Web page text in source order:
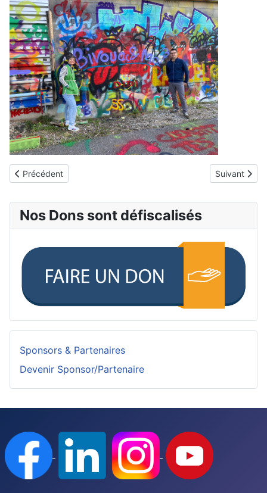
Article précédent : Le camion rêvé de BivouacEtMoi avec les 3
Précédent Article
Suivant
Nos Dons sont défiscalisés
Sponsors & Partenaires
Devenir Sponsor/Partenaire